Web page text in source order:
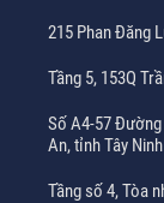
215 Phan Đăng
Tầng 5, 153Q
Số A4-57 Đường
An, tỉnh Tây
Tầng số 4, Tòa